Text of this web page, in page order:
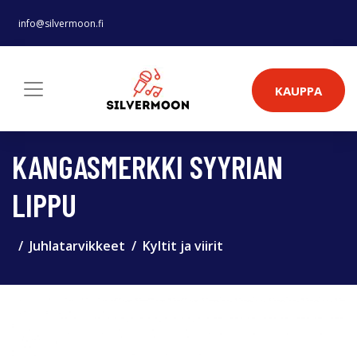
info@silvermoon.fi
KAUPPA
KANGASMERKKI SYYRIAN
LIPPU
Juhlatarvikkeet Kyltit ja viirit